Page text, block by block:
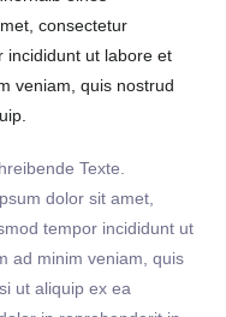
consectetur
incididunt ut labore et
veniam, quis nostrud
Texte.
dolor sit amet,
tempor incididunt ut
ad minim veniam, quis
ut aliquip ex ea